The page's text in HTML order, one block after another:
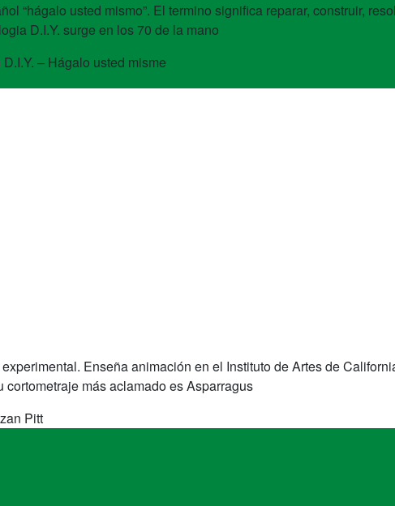
“hágalo usted mismo”. El termino significa reparar, construir,
D.I.Y. surge en los 70 de la mano
D.I.Y. – Hágalo usted misme
Enseña animación en el Instituto de Artes de
más aclamado es Asparragus
Pitt